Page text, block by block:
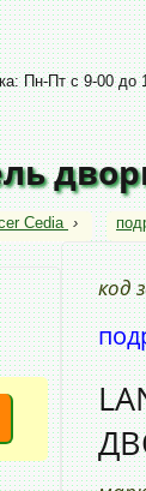
Пн-Пт с 9-00 до
Cedia ›
код